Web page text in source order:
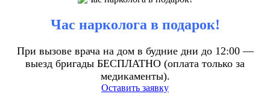
Час нарколога в подарок!
При вызове врача на дом в будние дни до 12:00 —
выезд бригады БЕСПЛАТНО (оплата только за
медикаменты).
Оставить заявку